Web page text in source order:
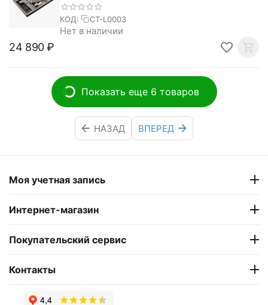
КОД: CT-L0003
Нет в наличии
24 890₽
Показать еще 6 товаров
НАЗАД ВПЕРЕД
Моя учетная запись
Интернет-магазин
Покупательский сервис
Контакты